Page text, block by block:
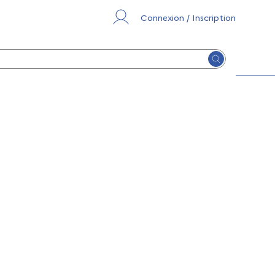
Connexion / Inscription
Lancer la